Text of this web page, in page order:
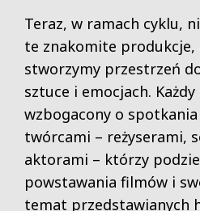
Teraz, w ramach cyklu,
te znakomite produkcje,
stworzymy przestrzeń
sztuce i emocjach.
wzbogacony o
twórcami – reżyserami,
aktorami – którzy
powstawania filmów i
temat przedstawianych